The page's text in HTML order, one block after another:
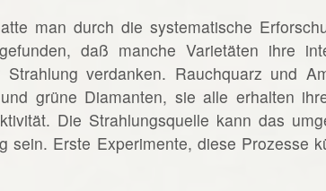
man durch die systematische
daß manche Varietäten ihre
verdanken. Rauchquarz und
grüne Diamanten, sie alle erhalten
Die Strahlungsquelle kann das
Erste Experimente, diese Prozesse